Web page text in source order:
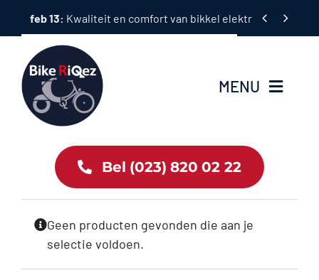
naar
inhoud
feb 13: Kwaliteit en comfort van bikkel elektrische fietsen
 
MENU
Tweewielers
Accessoires
Services
Bel (023) 820 02 22
Geen producten gevonden die aan je
selectie voldoen.